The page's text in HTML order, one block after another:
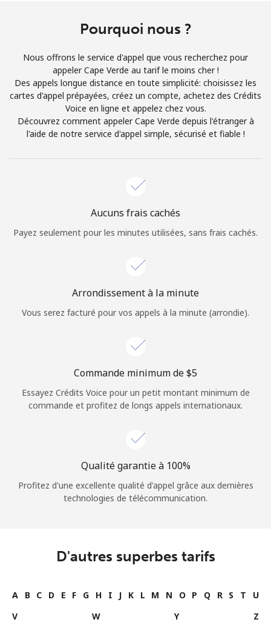
Bonjour!
Identifiez-vous ouINSCRIVEZ-VOUS →
Login
ou
Continue avec
Pourquoi nous ?
Nous offrons le service d'appel que vous recherchez pour
appeler Cape Verde au tarif le moins cher !
Des appels longue distance en toute simplicité: choisissez les
cartes d'appel prépayées, créez un compte, achetez des Crédits
Voice en ligne et appelez chez vous.
Découvrez comment appeler Cape Verde depuis l'étranger à
l'aide de notre service d'appel simple, sécurisé et fiable !
Aucuns frais cachés
Payez seulement pour les minutes utilisées, sans frais cachés.
Arrondissement à la minute
Vous serez facturé pour vos appels à la minute (arrondie).
Commande minimum de ⁦$5⁩
Essayez Crédits Voice pour un petit montant minimum de
commande et profitez de longs appels internationaux.
Qualité garantie à 100%
Profitez d'une excellente qualité d'appel grâce aux dernières
technologies de télécommunication.
D'autres superbes tarifs
A B C D E F G H I J K L M N O P Q R S T
U
V
W Y Z